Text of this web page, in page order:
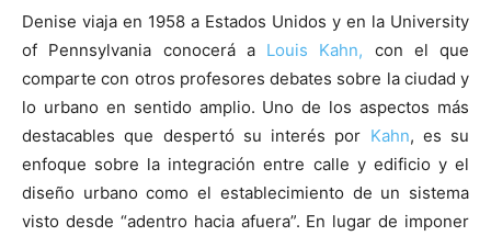
Denise viaja en 1958 a Estados Unidos y en la University
of Pennsylvania conocerá a Louis Kahn, con el que
comparte con otros profesores debates sobre la ciudad y
lo urbano en sentido amplio. Uno de los aspectos más
destacables que despertó su interés por Kahn, es su
enfoque sobre la integración entre calle y edificio y el
diseño urbano como el establecimiento de un sistema
visto desde “adentro hacia afuera”. En lugar de imponer